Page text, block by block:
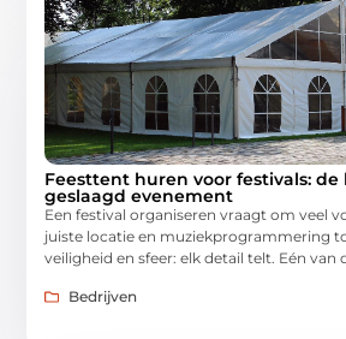
Feesttent huren voor festivals: de
geslaagd evenement
Een festival organiseren vraagt om veel
juiste locatie en muziekprogrammering
veiligheid en sfeer: elk detail telt. Eén van
Bedrijven